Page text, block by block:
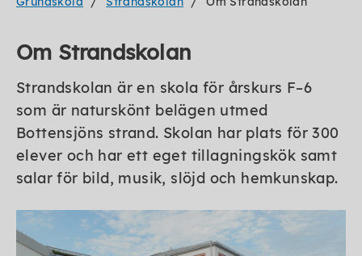
Om Strandskolan
Strandskolan är en skola för årskurs F–6
som är naturskönt belägen utmed
Bottensjöns strand. Skolan har plats för 300
elever och har ett eget tillagningskök samt
salar för bild, musik, slöjd och hemkunskap.